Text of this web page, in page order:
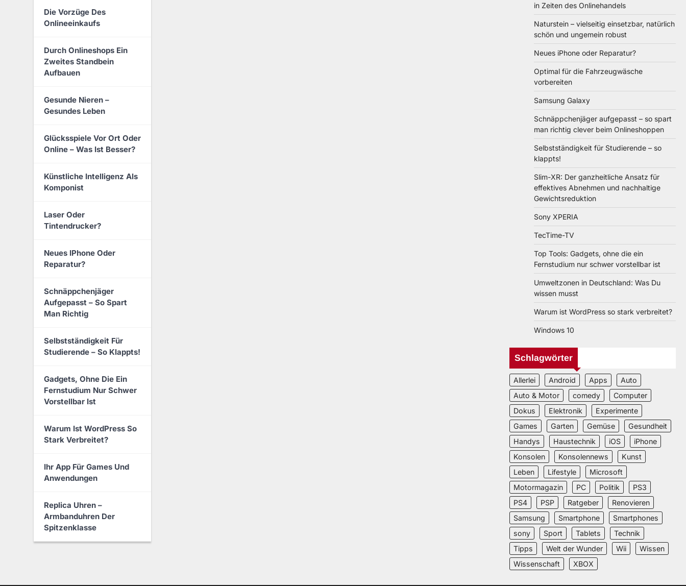
Die Vorzüge Des
Onlineeinkaufs
Durch Onlineshops Ein
Zweites Standbein
Aufbauen
Gesunde Nieren –
Gesundes Leben
Glücksspiele Vor Ort Oder
Online – Was Ist Besser?
Künstliche Intelligenz Als
Komponist
Laser Oder
Tintendrucker?
Neues IPhone Oder
Reparatur?
Schnäppchenjäger
Aufgepasst – So Spart
Man Richtig
Selbstständigkeit Für
Studierende – So Klappts!
Gadgets, Ohne Die Ein
Fernstudium Nur Schwer
Vorstellbar Ist
Warum Ist WordPress So
Stark Verbreitet?
Ihr App Für Games Und
Anwendungen
Replica Uhren –
Armbanduhren Der
Spitzenklasse
in Zeiten des Onlinehandels
Naturstein – vielseitig einsetzbar, natürlich
schön und ungemein robust
Neues iPhone oder Reparatur?
Optimal für die Fahrzeugwäsche
vorbereiten
Samsung Galaxy
Schnäppchenjäger aufgepasst – so spart
man richtig clever beim Onlineshoppen
Selbstständigkeit für Studierende – so
klappts!
Slim-XR: Der ganzheitliche Ansatz für
effektives Abnehmen und nachhaltige
Gewichtsreduktion
Sony XPERIA
TecTime-TV
Top Tools: Gadgets, ohne die ein
Fernstudium nur schwer vorstellbar ist
Umweltzonen in Deutschland: Was Du
wissen musst
Warum ist WordPress so stark verbreitet?
Windows 10
Schlagwörter
Allerlei Android Apps
Auto
Auto & Motor
comedy
Computer
Dokus
Elektronik
Experimente
Games
Garten Gemüse
Gesundheit
Handys
Haustechnik iOS
iPhone
Konsolen
Konsolennews
Kunst
Leben
Lifestyle
Microsoft
Motormagazin
PC Politik
PS3
PS4
PSP Ratgeber
Renovieren
Samsung
Smartphone
Smartphones
sony
Sport Tablets
Technik
Tipps
Welt der Wunder Wii
Wissen
Wissenschaft
XBOX